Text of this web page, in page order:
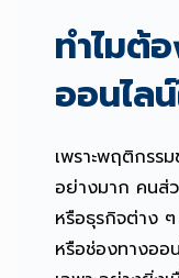
ทำไมต้
ออนไล
เพราะพฤติกรร
อย่างมาก คนส่
หรือธุรกิจต่าง
หรือช่องทางออ